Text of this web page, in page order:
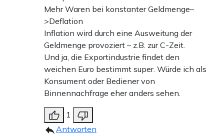
Mehr Waren bei konstanter Geldmenge–
>Deflation
Inflation wird durch eine Ausweitung der
Geldmenge provoziert – z.B. zur C-Zeit.
Und ja, die Exportindustrie findet den
weichen Euro bestimmt super. Würde ich als
Konsument oder Bediener von
Binnennachfrage eher anders sehen.
1
Antworten